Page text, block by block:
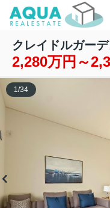
クレイドルガー
2,280万円～
1/34